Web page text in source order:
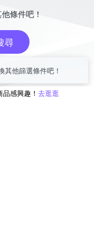
條件吧！
尋
感興趣！ 去逛逛
其他篩選條件吧！